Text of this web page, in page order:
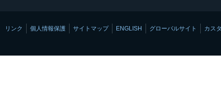
リンク 個人情報保護 サイトマップ ENGLISH グローバルサイト カス